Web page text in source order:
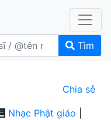
Tìm
Chia sẻ
Nhạc Phật giáo